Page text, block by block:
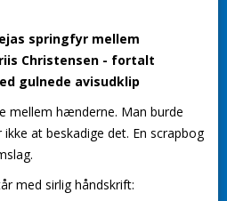
springfyr mellem
Christensen - fortalt
gulnede avisudklip
mellem hænderne. Man burde
at beskadige det. En scrapbog
med sirlig håndskrift: